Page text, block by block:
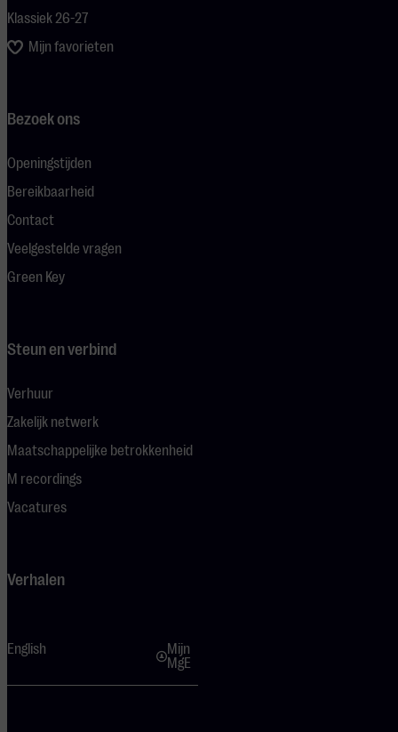
Klassiek 26-27
Mijn favorieten
Bezoek ons
Openingstijden
Bereikbaarheid
Contact
Veelgestelde vragen
Green Key
Steun en verbind
Verhuur
Zakelijk netwerk
Maatschappelijke betrokkenheid
M recordings
Vacatures
Verhalen
English
Mijn
MgE